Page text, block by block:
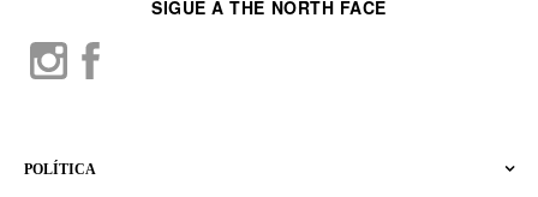
POLÍTICA
SIGUE A THE NORTH FACE